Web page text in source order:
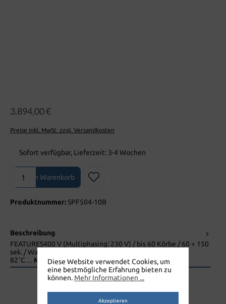
3.894,00 €
Preise inkl. MwSt. zzgl. Versandkosten
Sofort verfügbar, Lieferzeit: 3-4 Wochen
Produkt Anzahl: Gib den gewünschten Wert ein oder benutze die
In den Warenkorb
Produktnummer: SPF504-10B
Beschreibung
FEATURES400 V (Multiphasing: 230 V) / bis 60 Körbe / 60 + 150
sek. / Waschtemperatur ca. 60˚C/ Klarspültemperatur ca.
82˚C… MehrDiese Website verwendet Cookies, um
eine bestmögliche Erfahrung bieten zu
können. Mehr Informationen ...
Akzeptieren